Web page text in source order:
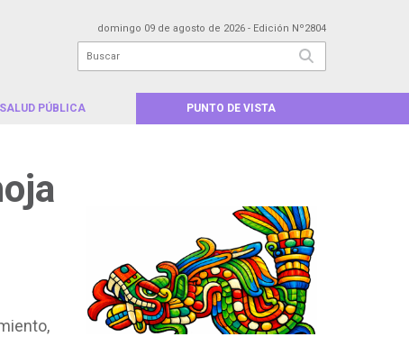
domingo 09 de agosto de 2026 - Edición Nº2804
SALUD PÚBLICA PUNTO DE VISTA